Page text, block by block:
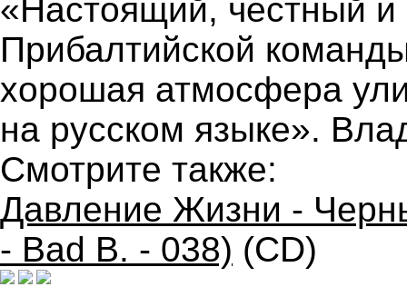
«Настоящий, честный
Прибалтийской
хорошая атмосфера
на русском языке».
Смотрите также:
Давление Жизни -
- Bad B. - 038) (CD)